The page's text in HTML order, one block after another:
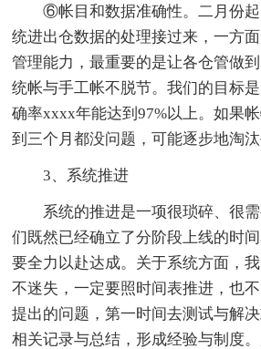
⑥帐目和数据准确性。二月份起
统进出仓数据的处理接过来，一方
管理能力，最重要的是让各仓管做
统帐与手工帐不脱节。我们的目标
确率xxxx年能达到97%以上。如果
到三个月都没问题，可能逐步地淘汰
3、系统推进
系统的推进是一项很琐碎、很需
们既然已经确立了分阶段上线的时
要全力以赴达成。关于系统方面，
不迷失，一定要照时间表推进，也
提出的问题，第一时间去测试与解
相关记录与总结，形成经验与制度